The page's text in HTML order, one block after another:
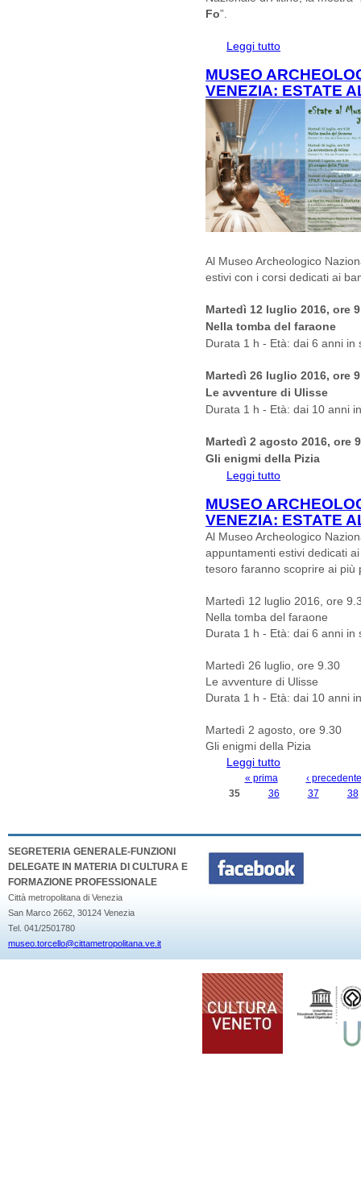
Fo”.
Leggi tutto
MUSEO
VENEZIA: ESTATE
Al Museo Archeologico
estivi con i corsi dedicati ai
Martedì 12 luglio 2016, ore
Nella tomba del faraone
Durata 1 h - Età: dai 6 anni in
Martedì 26 luglio 2016, ore
Le avventure di Ulisse
Durata 1 h - Età: dai 10 anni
Martedì 2 agosto 2016, ore
Gli enigmi della Pizia
Leggi tutto
MUSEO
VENEZIA: ESTATE
Al Museo Archeologico
appuntamenti estivi dedicati
tesoro faranno scoprire ai più
Martedì 12 luglio 2016, ore
Nella tomba del faraone
Durata 1 h - Età: dai 6 anni in
Martedì 26 luglio, ore 9.30
Le avventure di Ulisse
Durata 1 h - Età: dai 10 anni
Martedì 2 agosto, ore 9.30
Gli enigmi della Pizia
Leggi tutto
Junior
PAGINE
« prima
‹ precedente
35
36 37 38
SEGRETERIA GENERALE-FUNZIONI
DELEGATE IN MATERIA DI CULTURA E
FORMAZIONE PROFESSIONALE
Città metropolitana di Venezia
San Marco 2662, 30124 Venezia
Tel. 041/2501780
museo.torcello@cittametropolitana.ve.it